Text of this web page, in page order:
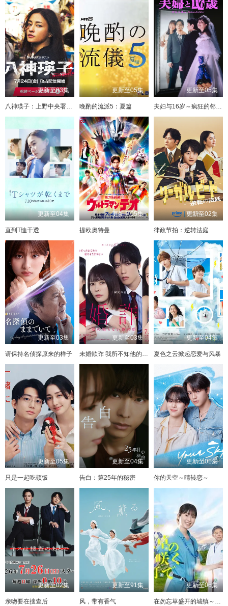
更新至03集
八神瑛子：上野中央署组织犯罪对策课
更新至05集
晚酌的流派5：夏篇
更新至05集
夫妇与16岁～疯狂的邻居～
更新至04集
直到T恤干透
更新至05集
提欧奥特曼
更新至02集
律政节拍：逆转法庭
更新至03集
请保持名侦探原来的样子
更新至03集
未婚欺诈 我所不知他的真面目
更新至04集
夏色之云掀起恋爱与风暴
更新至05集
只是一起吃顿饭
更新至04集
告白：第25年的秘密
更新至01集
你的天空～晴转恋～
更新至02集
亲吻要在搜查后
更新至91集
风，带有香气
更新至06集